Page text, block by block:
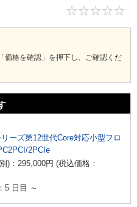
価格を確認」を押下し、ご確認くだ
ーズ第12世代Core対応小型フロ
2PCIe
)： 295,000円 (税込価格：
5 日目 ～